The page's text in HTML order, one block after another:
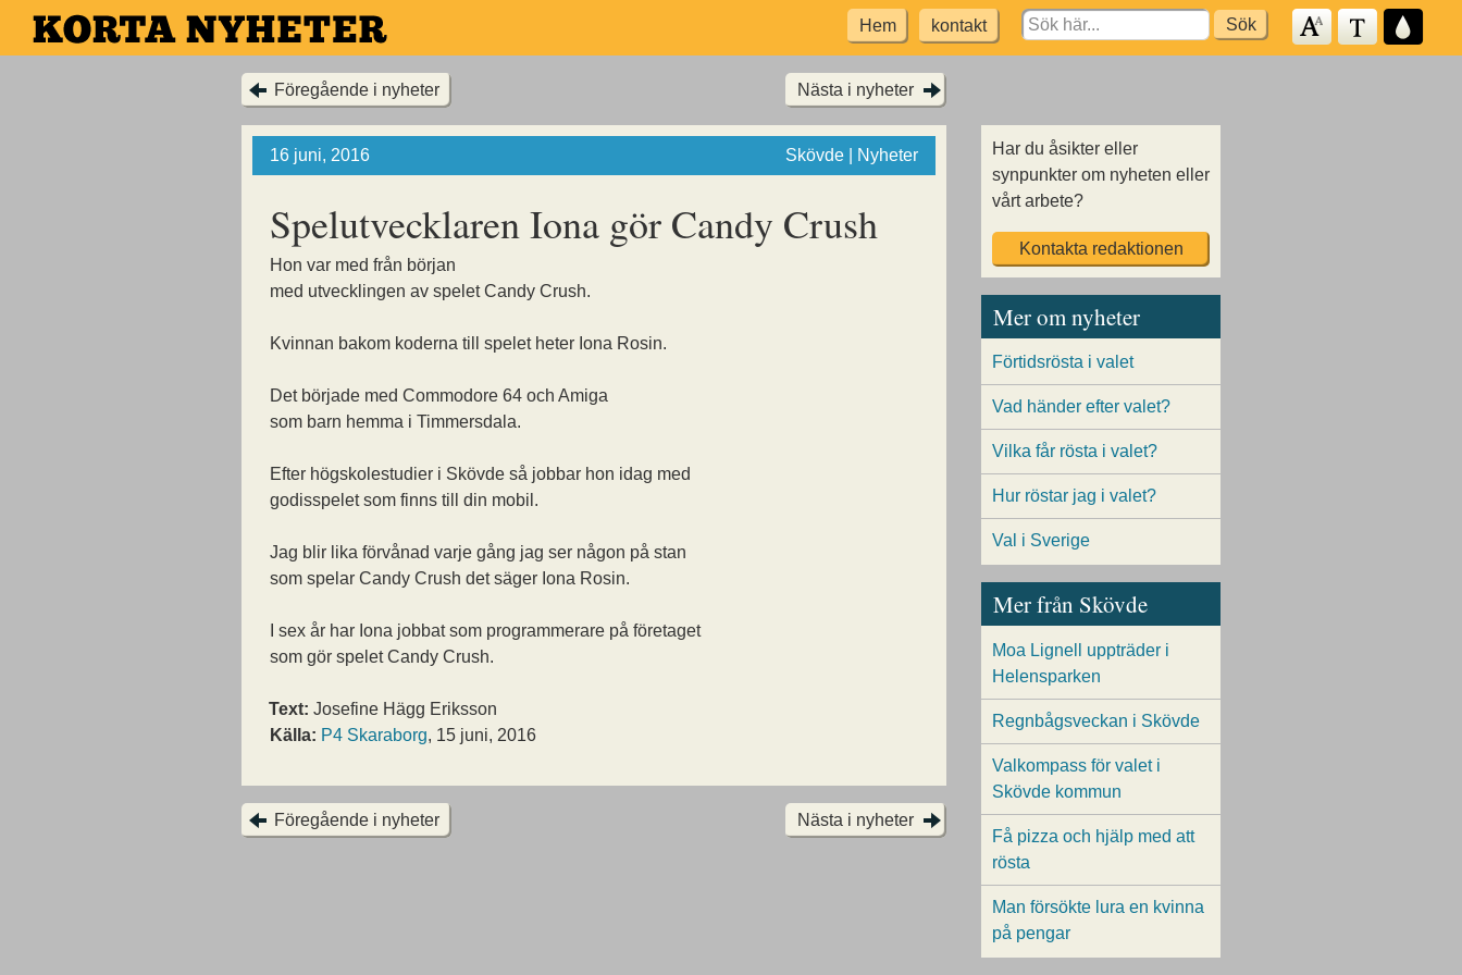
Hoppa
till
Hem kontakt
Search
for:
Föregående i nyheter Nästa i nyheter
16 juni, 2016 Skövde | Nyheter
Spelutvecklaren Iona gör Candy Crush
Hon var med från början
med utvecklingen av spelet Candy Crush.
Kvinnan bakom koderna till spelet heter Iona Rosin.
Det började med Commodore 64 och Amiga
som barn hemma i Timmersdala.
Efter högskolestudier i Skövde så jobbar hon idag med
godisspelet som finns till din mobil.
Jag blir lika förvånad varje gång jag ser någon på stan
som spelar Candy Crush det säger Iona Rosin.
I sex år har Iona jobbat som programmerare på företaget
som gör spelet Candy Crush.
Text: Josefine Hägg Eriksson
Källa: P4 Skaraborg, 15 juni, 2016
Föregående i nyheter Nästa i nyheter
Har du åsikter eller
synpunkter om nyheten eller
vårt arbete?
Kontakta redaktionen
Mer om nyheter
Förtidsrösta i valet
Vad händer efter valet?
Vilka får rösta i valet?
Hur röstar jag i valet?
Val i Sverige
Mer från Skövde
Moa Lignell uppträder i
Helensparken
Regnbågsveckan i Skövde
Valkompass för valet i
Skövde kommun
Få pizza och hjälp med att
rösta
Man försökte lura en kvinna
på pengar